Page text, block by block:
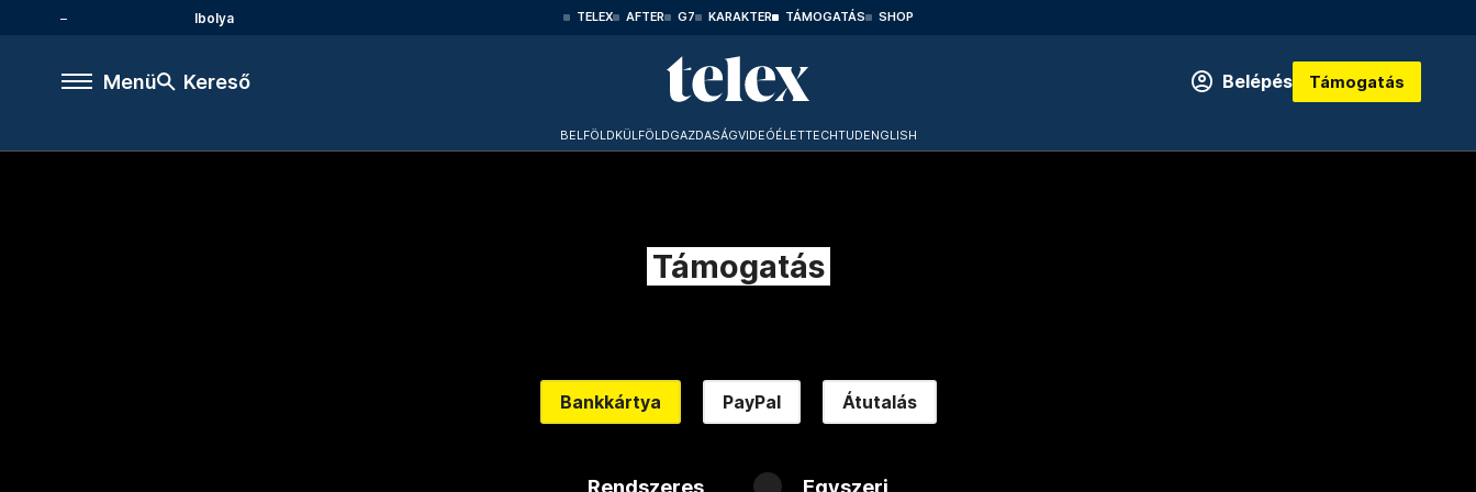
Ibolya TELEX AFTER G7 KARAKTER TÁMOGATÁS SHOP
Menü Kereső Belépés Támogatás
BELFÖLDKÜLFÖLDGAZDASÁGVIDEÓÉLETTECHTUDENGLISH
Támogatás
Bankkártya PayPal Átutalás
Rendszeres Egyszeri